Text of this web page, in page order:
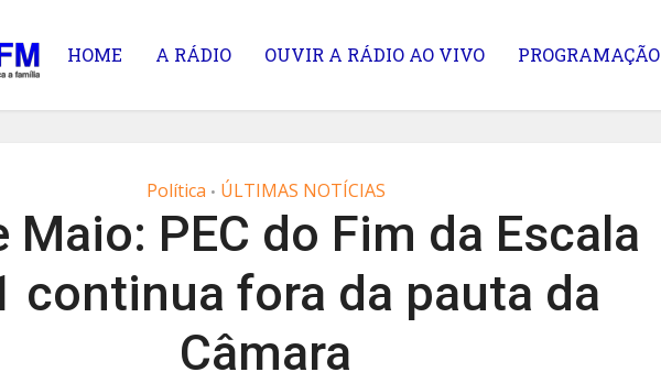
HOME A RÁDIO OUVIR A RÁDIO AO VIVO PROGRAMAÇÃO
Política • ÚLTIMAS NOTÍCIAS
Maio: PEC do Fim da Escala
continua fora da pauta da
Câmara